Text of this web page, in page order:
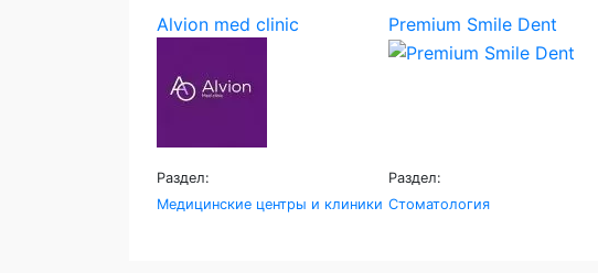
Alvion med clinic
Раздел:
Медицинские центры и клиники
Premium Smile Dent
Раздел:
Стоматология